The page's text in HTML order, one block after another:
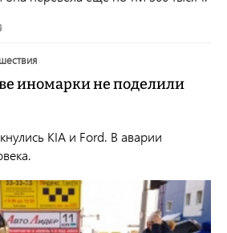
иномарки не поделили
KIA и Ford. В аварии